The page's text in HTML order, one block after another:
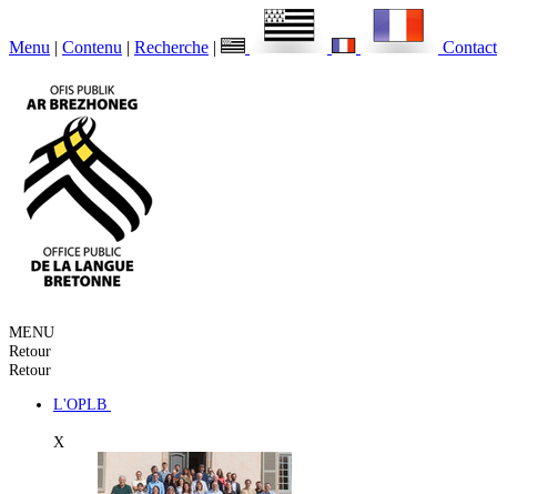
Menu | Contenu | Recherche | Contact
MENU
Retour
Retour
L'OPLB
X